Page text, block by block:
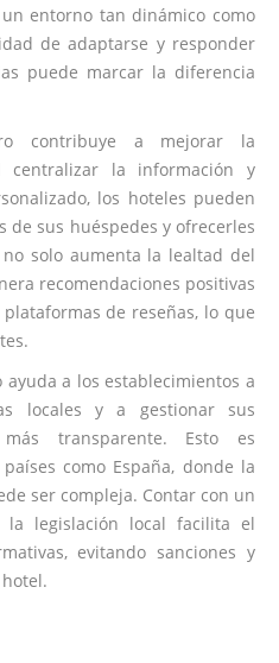
entorno tan dinámico como
de adaptarse y responder
puede marcar la diferencia
contribuye a mejorar la
centralizar la información y
los hoteles pueden
de sus huéspedes y ofrecerles
solo aumenta la lealtad del
recomendaciones positivas
de reseñas, lo que
a los establecimientos a
locales y a gestionar sus
transparente. Esto es
como España, donde la
ser compleja. Contar con un
legislación local facilita el
evitando sanciones y